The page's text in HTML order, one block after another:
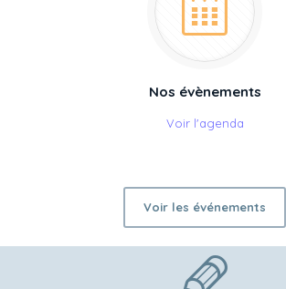
Nos évènements
Voir l'agenda
Voir les événements